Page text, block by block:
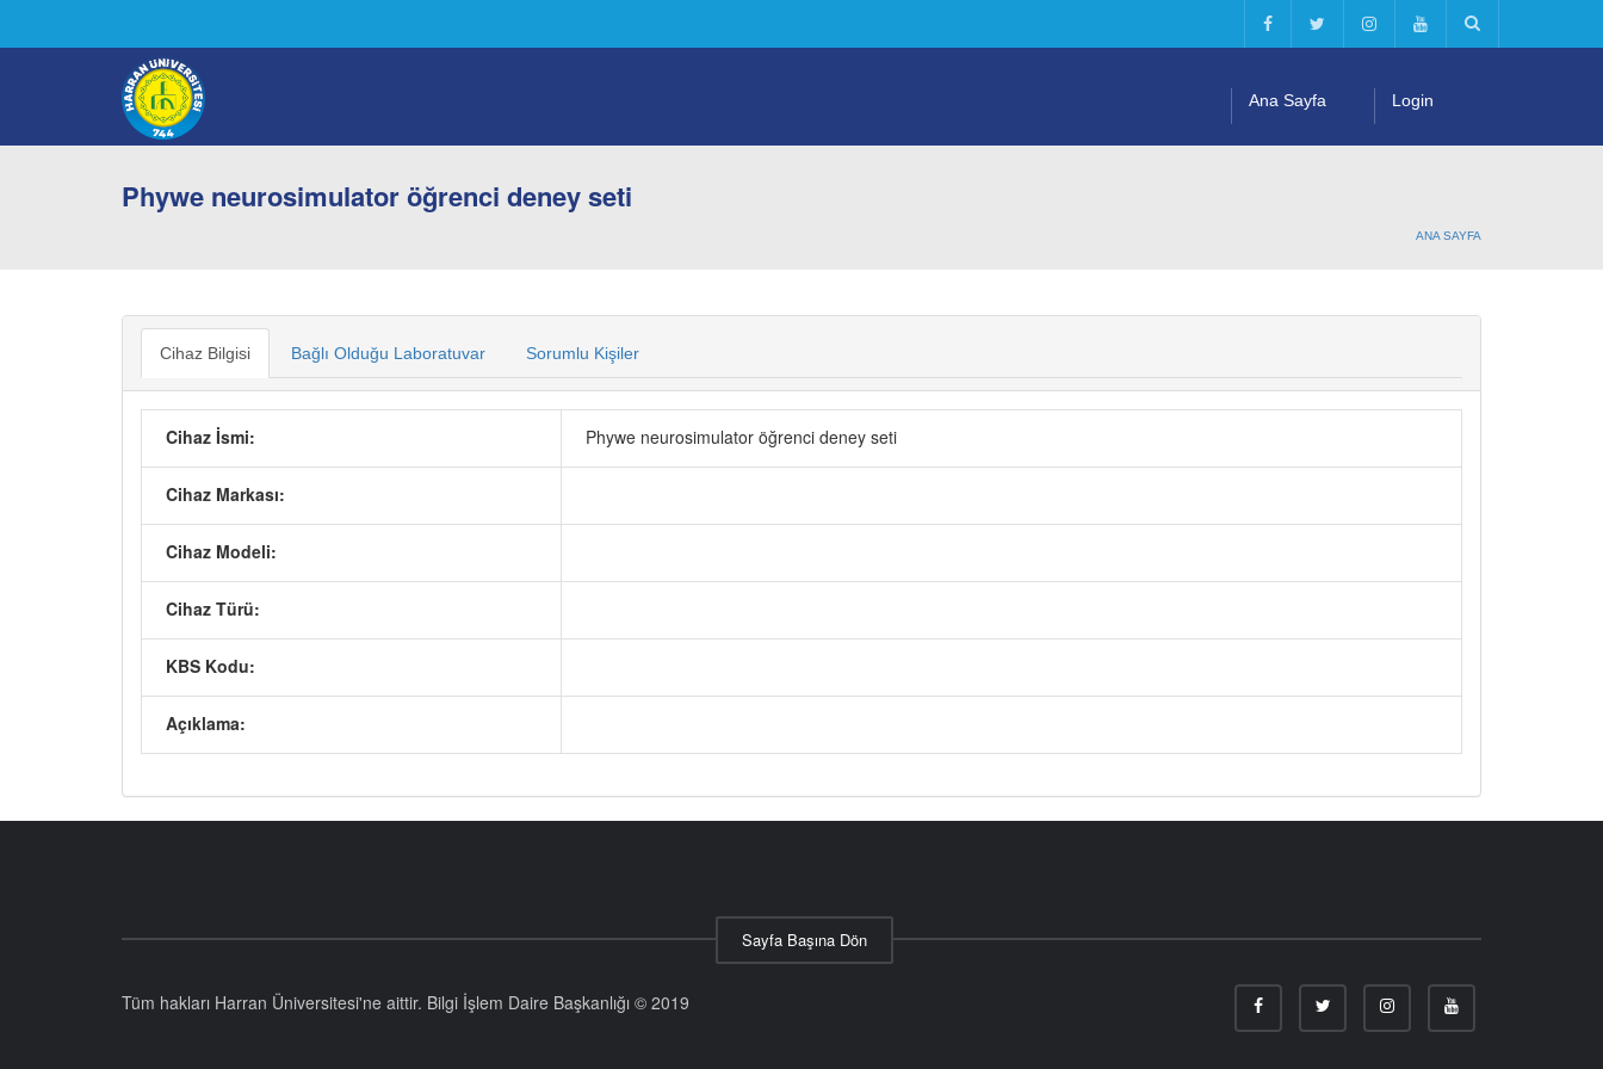
Ana Sayfa Login
Phywe neurosimulator öğrenci deney seti
ANA SAYFA
Cihaz Bilgisi Bağlı Olduğu Laboratuvar Sorumlu Kişiler
Cihaz İsmi: Phywe neurosimulator öğrenci deney seti
Cihaz Markası:
Cihaz Modeli:
Cihaz Türü:
KBS Kodu:
Açıklama:
Sayfa Başına Dön
Tüm hakları Harran Üniversitesi'ne aittir. Bilgi İşlem Daire Başkanlığı © 2019